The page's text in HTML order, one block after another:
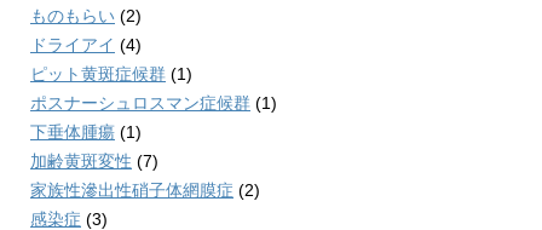
ものもらい (2)
ドライアイ (4)
ピット黄斑症候群 (1)
ポスナーシュロスマン症候群 (1)
下垂体腫瘍 (1)
加齢黄斑変性 (7)
家族性滲出性硝子体網膜症 (2)
感染症 (3)